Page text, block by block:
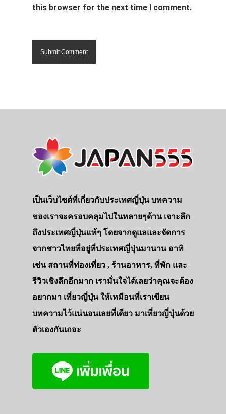
this browser for the next time I comment.
เป็นเว็บไซต์ที่เกี่ยวกับประเทศญี่ปุ่น บทความ
ของเราจะครอบคลุมไปในหลายๆด้าน เจาะลึก
ถึงประเทศญี่ปุ่นแท้ๆ โดยจากดูแลและจัดการ
จากชาวไทยที่อยู่ที่ประเทศญี่ปุ่นมานาน อาทิ
เช่น สถานที่ท่องเที่ยว , ร้านอาหาร, ที่พัก และ
รีวิวเชิงลึกอีกมาก เรามั่นใจได้เลยว่าคุณจะต้อง
อยากมา เที่ยวญี่ปุ่น ให้เหมือนที่เราเขียน
บทความไว้แน่นอนเลยที่เดียว มาเที่ยวญี่ปุ่นด้วย
ตัวเองกันเถอะ